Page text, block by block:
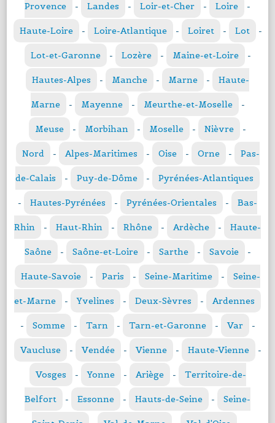
Provence - Landes - Loir-et-Cher - Loire -
Haute-Loire - Loire-Atlantique - Loiret - Lot -
Lot-et-Garonne - Lozère - Maine-et-Loire -
Hautes-Alpes - Manche - Marne - Haute-
Marne - Mayenne - Meurthe-et-Moselle -
Meuse - Morbihan - Moselle - Nièvre -
Nord - Alpes-Maritimes - Oise - Orne - Pas-
de-Calais - Puy-de-Dôme - Pyrénées-Atlantiques
- Hautes-Pyrénées - Pyrénées-Orientales - Bas-
Rhin - Haut-Rhin - Rhône - Ardèche - Haute-
Saône - Saône-et-Loire - Sarthe - Savoie -
Haute-Savoie - Paris - Seine-Maritime - Seine-
et-Marne - Yvelines - Deux-Sèvres - Ardennes
- Somme - Tarn - Tarn-et-Garonne - Var -
Vaucluse - Vendée - Vienne - Haute-Vienne -
Vosges - Yonne - Ariège - Territoire-de-
Belfort - Essonne - Hauts-de-Seine - Seine-